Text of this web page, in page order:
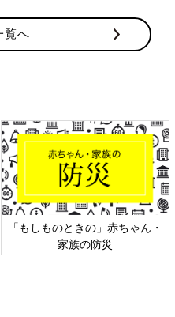
覧へ
「もしものときの」赤ちゃん・
家族の防災